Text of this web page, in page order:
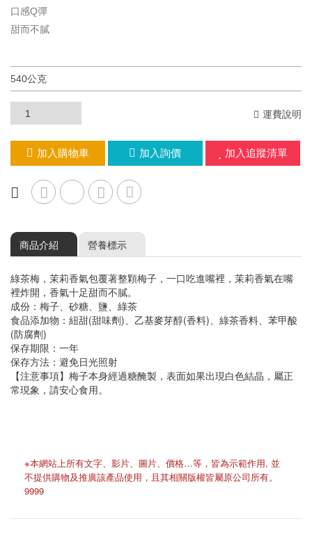
口感Q彈
甜而不膩
運費說明
加入購物車 加入詢價 加入追蹤清單
商品介紹 營養標示
綠茶梅，茉莉香氣包覆著整顆梅子，一口吃進嘴裡，茉莉香氣在嘴
裡炸開，香氣十足甜而不膩。
成份：梅子、砂糖、鹽、綠茶
食品添加物：紐甜(甜味劑)、乙基麥芽醇(香料)、綠茶香料、苯甲酸
(防腐劑)
保存期限：一年
保存方法：避免日光照射
【注意事項】梅子本身經過糖醃製，表面如果出現白色結晶，屬正
常現象，請安心食用。
※本網站上所有文字、影片、圖片、價格…等，皆為示範作用, 並
不提供購物及推廣該產品使用，且其相關版權皆屬原公司所有。
9999